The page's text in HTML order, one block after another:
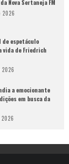
Nova Sertaneja FM
2026
de espetáculo
vida de Friedrich
a emocionante
em busca da